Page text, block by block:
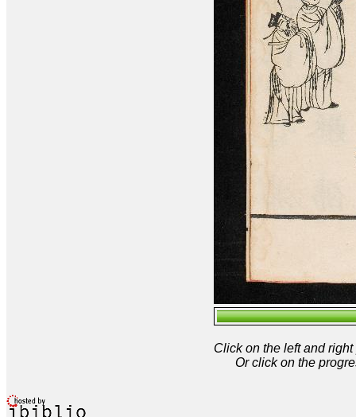
Click on the left and
Or click on the